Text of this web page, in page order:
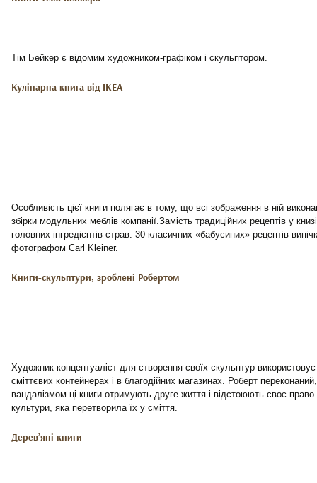
Тім Бейкер є відомим художником-графіком і скульптором.
Кулінарна книга від IKEA
Особливість цієї книги полягає в тому, що всі зображення в ній
збірки модульних меблів компанії.Замість традиційних рецептів у
головних інгредієнтів страв. 30 класичних «бабусиних» рецептів
фотографом Carl Kleiner.
Книги-скульптури, зроблені Робертом
Художник-концептуаліст для створення своїх скульптур використовує
сміттєвих контейнерах і в благодійних магазинах. Роберт
вандалізмом ці книги отримують друге життя і відстоюють своє право
культури, яка перетворила їх у сміття.
Дерев’яні книги